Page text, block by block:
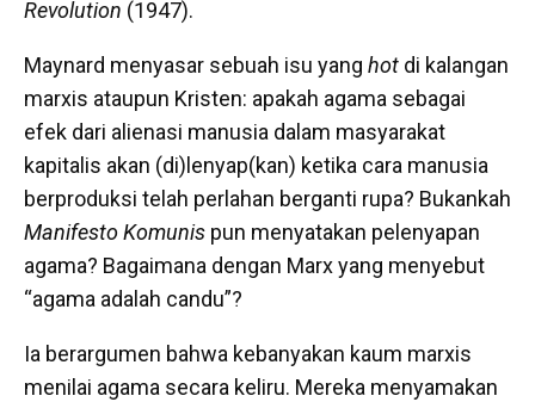
Revolution (1947).
Maynard menyasar sebuah isu yang hot di kalangan
marxis ataupun Kristen: apakah agama sebagai
efek dari alienasi manusia dalam masyarakat
kapitalis akan (di)lenyap(kan) ketika cara manusia
berproduksi telah perlahan berganti rupa? Bukankah
Manifesto Komunis pun menyatakan pelenyapan
agama? Bagaimana dengan Marx yang menyebut
“agama adalah candu”?
Ia berargumen bahwa kebanyakan kaum marxis
menilai agama secara keliru. Mereka menyamakan